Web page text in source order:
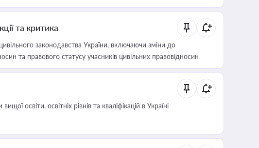
та критика
законодавства України, включаючи зміни до
та правового статусу учасників цивільних правовідносин
освіти, освітніх рівнів та кваліфікацій в Україні